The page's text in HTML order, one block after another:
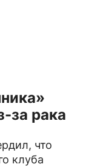
за рака
что
клуба